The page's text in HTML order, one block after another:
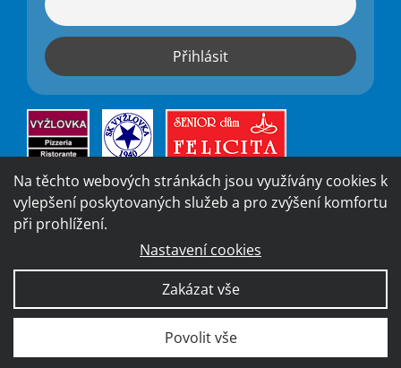
Prohlášení o přístupnosti
Na těchto webových stránkách jsou využívány cookies k
vylepšení poskytovaných služeb a pro zvýšení komfortu
při prohlížení.
Nastavení cookies
Zakázat vše
Povolit vše